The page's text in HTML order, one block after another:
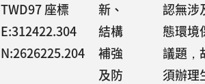
TWD97 座標
E:312422.304
N:2626225.204
新、
結構
補強
及防
認無涉
態環境
議題，
須辦理